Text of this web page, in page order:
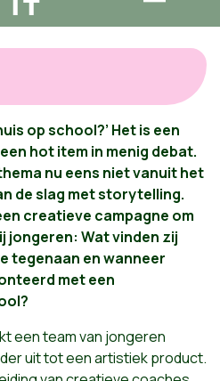
op school?’ Het is een
hot item in menig debat.
nu eens niet vanuit het
de slag met storytelling.
creatieve campagne om
jongeren: Wat vinden zij
tegenaan en wanneer
met een
een team van jongeren
uit tot een artistiek product.